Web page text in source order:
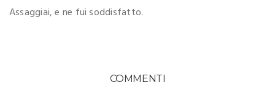
Assaggiai, e ne fui soddisfatto.
COMMENTI